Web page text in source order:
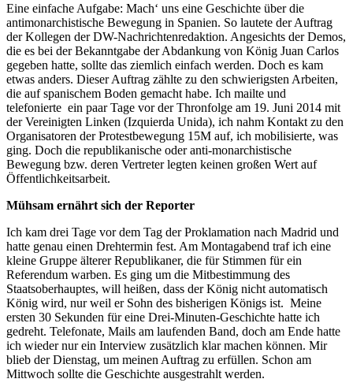
Eine einfache Aufgabe: Mach‘ uns eine Geschichte über die
antimonarchistische Bewegung in Spanien. So lautete der Auftrag
der Kollegen der DW-Nachrichtenredaktion. Angesichts der Demos,
die es bei der Bekanntgabe der Abdankung von König Juan Carlos
gegeben hatte, sollte das ziemlich einfach werden. Doch es kam
etwas anders. Dieser Auftrag zählte zu den schwierigsten Arbeiten,
die auf spanischem Boden gemacht habe. Ich mailte und
telefonierte ein paar Tage vor der Thronfolge am 19. Juni 2014 mit
der Vereinigten Linken (Izquierda Unida), ich nahm Kontakt zu den
Organisatoren der Protestbewegung 15M auf, ich mobilisierte, was
ging. Doch die republikanische oder anti-monarchistische
Bewegung bzw. deren Vertreter legten keinen großen Wert auf
Öffentlichkeitsarbeit.
Mühsam ernährt sich der Reporter
Ich kam drei Tage vor dem Tag der Proklamation nach Madrid und
hatte genau einen Drehtermin fest. Am Montagabend traf ich eine
kleine Gruppe älterer Republikaner, die für Stimmen für ein
Referendum warben. Es ging um die Mitbestimmung des
Staatsoberhauptes, will heißen, dass der König nicht automatisch
König wird, nur weil er Sohn des bisherigen Königs ist. Meine
ersten 30 Sekunden für eine Drei-Minuten-Geschichte hatte ich
gedreht. Telefonate, Mails am laufenden Band, doch am Ende hatte
ich wieder nur ein Interview zusätzlich klar machen können. Mir
blieb der Dienstag, um meinen Auftrag zu erfüllen. Schon am
Mittwoch sollte die Geschichte ausgestrahlt werden.